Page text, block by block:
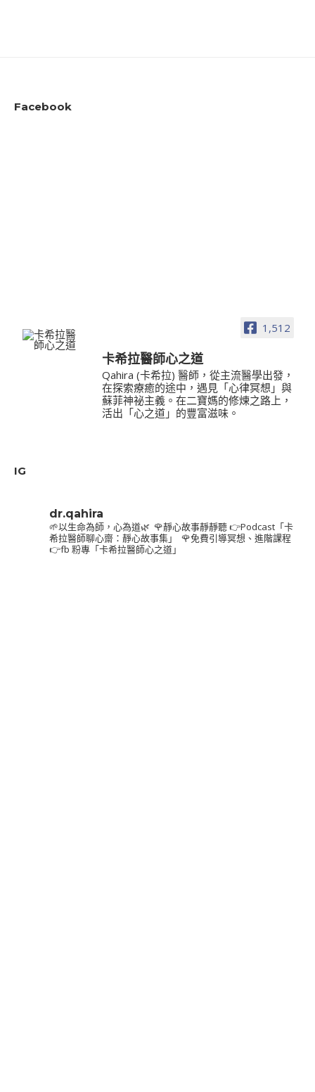
Facebook
1,512
卡希拉醫師心之道
Qahira (卡希拉) 醫師，從主流醫學出發，
在探索療癒的途中，遇見「心律冥想」與
蘇菲神祕主義。在二寶媽的修煉之路上，
活出「心之道」的豐富滋味。
IG
dr.qahira
🌱以生命為師，心為道🌿⁣ 🌹靜心故事靜靜聽⁣👉Podcast「卡
希拉醫師聊心齋：靜心故事集」⁣
🌹免費引導冥想、進階課程⁣
👉fb 粉專「卡希拉醫師心之道」